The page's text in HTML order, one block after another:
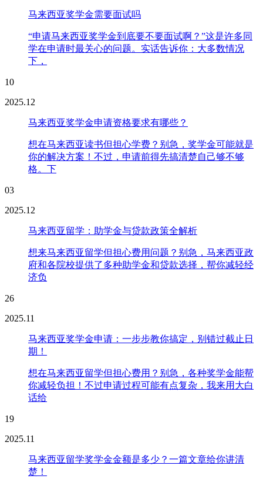
马来西亚奖学金需要面试吗
“申请马来西亚奖学金到底要不要面试啊？”这是许多同
学在申请时最关心的问题。实话告诉你：大多数情况
下，
10
2025.12
马来西亚奖学金申请资格要求有哪些？
想在马来西亚读书但担心学费？别急，奖学金可能就是
你的解决方案！不过，申请前得先搞清楚自己够不够
格。下
03
2025.12
马来西亚留学：助学金与贷款政策全解析
想来马来西亚留学但担心费用问题？别急，马来西亚政
府和各院校提供了多种助学金和贷款选择，帮你减轻经
济负
26
2025.11
马来西亚奖学金申请：一步步教你搞定，别错过截止日
期！
想在马来西亚留学但担心费用？别急，各种奖学金能帮
你减轻负担！不过申请过程可能有点复杂，我来用大白
话给
19
2025.11
马来西亚留学奖学金金额是多少？一篇文章给你讲清
楚！